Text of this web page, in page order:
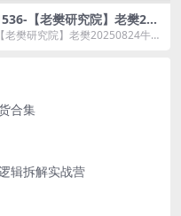
【老樊研究院】老樊202
50824牛市加速段的应对策略
【老樊研究院】老樊20250824牛市
合集
辑拆解实战营